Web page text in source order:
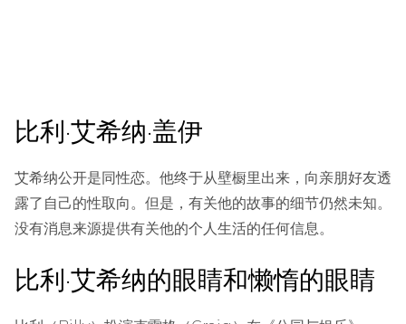
比利·艾希纳·盖伊
艾希纳公开是同性恋。他终于从壁橱里出来，向亲朋好友透
露了自己的性取向。但是，有关他的故事的细节仍然未知。
没有消息来源提供有关他的个人生活的任何信息。
比利·艾希纳的眼睛和懒惰的眼睛